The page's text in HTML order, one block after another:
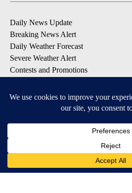
Daily News Update
Breaking News Alert
Daily Weather Forecast
Severe Weather Alert
Contests and Promotions